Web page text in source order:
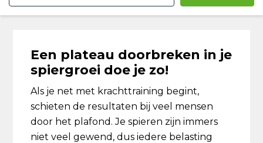
Een plateau doorbreken in je
spiergroei doe je zo!
Als je net met krachttraining begint,
schieten de resultaten bij veel mensen
door het plafond. Je spieren zijn immers
niet veel gewend, dus iedere belasting